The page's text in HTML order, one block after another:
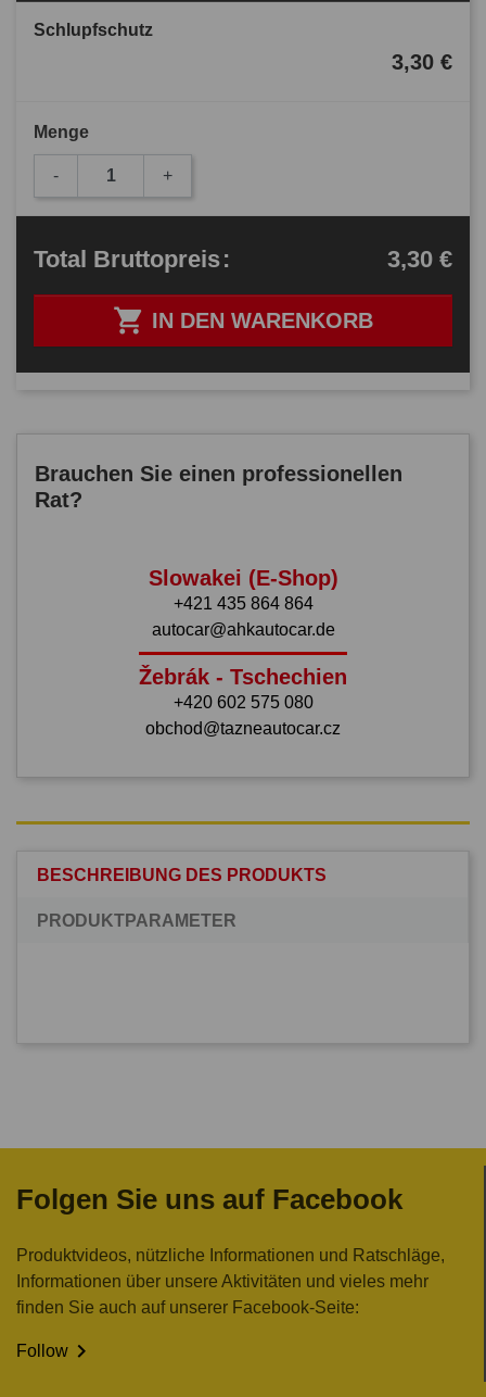
Schlupfschutz
3,30 €
Menge
- +
 IN DEN WARENKORB
Total Bruttopreis: 3,30 €
Brauchen Sie einen professionellen
Rat?
Slowakei (E-Shop)
+421 435 864 864
autocar@ahkautocar.de
Žebrák - Tschechien
+420 602 575 080
obchod@tazneautocar.cz
BESCHREIBUNG DES PRODUKTS
PRODUKTPARAMETER
Folgen Sie uns auf Facebook
Produktvideos, nützliche Informationen und Ratschläge,
Informationen über unsere Aktivitäten und vieles mehr
finden Sie auch auf unserer Facebook-Seite:
Follow 